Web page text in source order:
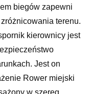
biegów zapewni
terenu.
kierownicy jest
Jest on
Rower miejski